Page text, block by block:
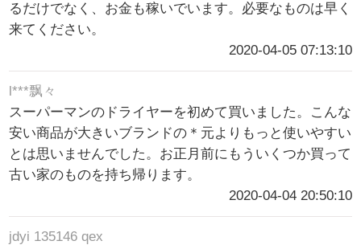
るだけでなく、お金も稼いでいます。必要なものは早く
来てください。
2020-04-05 07:13:10
l***飘々
スーパーマンのドライヤーを初めて買いました。こんな
安い商品が大きいブランドの＊元よりもっと使いやすい
とは思いませんでした。お正月前にもういくつか買って
古い家のものを持ち帰ります。
2020-04-04 20:50:10
jdyi 135146 qex